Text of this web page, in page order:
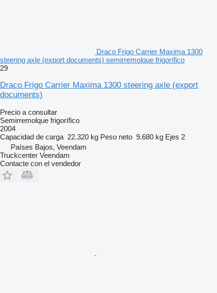
Draco Frigo Carrier Maxima 1300
steering axle (export documents) semirremolque frigorífico
29
Draco Frigo Carrier Maxima 1300 steering axle (export
documents)
Precio a consultar
Semirremolque frigorífico
2004
Capacidad de carga 22.320 kg Peso neto 9.680 kg Ejes 2
Países Bajos, Veendam
Truckcenter Veendam
Contacte con el vendedor